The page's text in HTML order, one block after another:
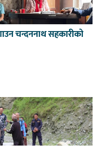
चन्दननाथ सहकारीको